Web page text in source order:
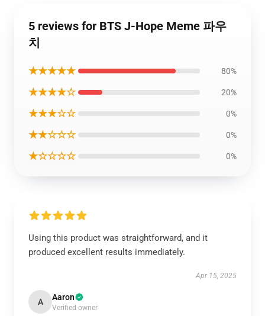
5 reviews for BTS J-Hope Meme 파우
치
★★★★★ 80%
★★★★☆ 20%
★★★☆☆ 0%
★★☆☆☆ 0%
★☆☆☆☆ 0%
Using this product was straightforward, and it
produced excellent results immediately.
Apr 15, 2025
A Aaron
Verified owner